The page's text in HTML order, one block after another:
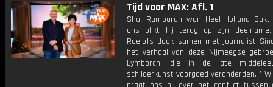
Tijd voor MAX: Afl. 1
Shai Rambaran won Heel Holland
ons blikt hij terug op zijn
Roelofs dook samen met journalist
het verhaal van deze Nijmeegse
Lymborch, die in de late
schilderkunst voorgoed veranderden. *